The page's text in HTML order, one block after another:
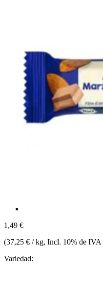
1,49 €
(37,25 € / kg, Incl. 10% de IVA
Variedad: